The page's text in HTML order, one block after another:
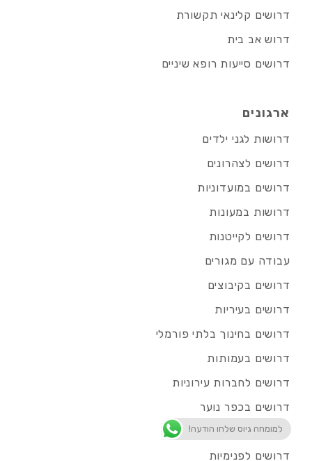
דרושים קלינאי תקשורת
דרוש אב בית
דרושים סייעות רופא שיניים
ארגונים
דרושות לגני ילדים
דרושים לצהרונים
דרושים במועדוניות
דרושות במעונות
דרושים לקייטנות
עבודה עם מגורים
דרושים בקיבוצים
דרושים בעיריות
דרושים בחינוך בלתי פורמלי
דרושים בעמותות
דרושים לחברות עירוניות
דרושים בכפר נוער
דרושים בריאות הנפש
דרושים לפנימיות
למומחה גיוס שלחו הודעה!